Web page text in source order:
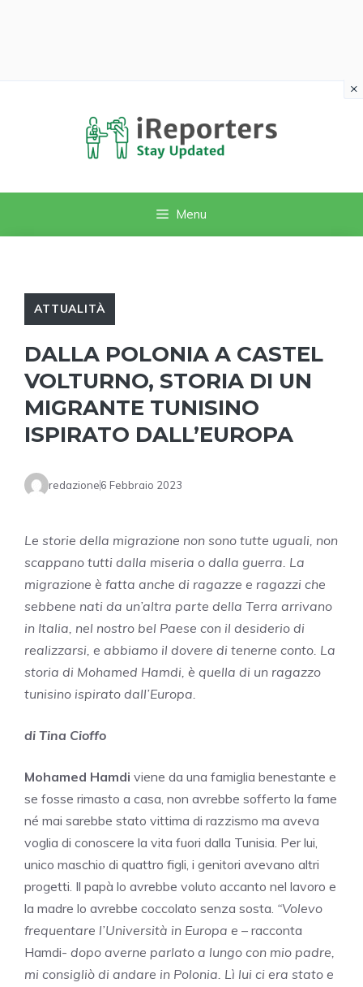
Menu
ATTUALITÀ
DALLA POLONIA A CASTEL
VOLTURNO, STORIA DI UN
MIGRANTE TUNISINO
ISPIRATO DALL’EUROPA
redazione6 Febbraio 2023
Le storie della migrazione non sono tutte uguali, non
scappano tutti dalla miseria o dalla guerra. La
migrazione è fatta anche di ragazze e ragazzi che
sebbene nati da un’altra parte della Terra arrivano
in Italia, nel nostro bel Paese con il desiderio di
realizzarsi, e abbiamo il dovere di tenerne conto. La
storia di Mohamed Hamdi, è quella di un ragazzo
tunisino ispirato dall’Europa.
di Tina Cioffo
Mohamed Hamdi viene da una famiglia benestante e
se fosse rimasto a casa, non avrebbe sofferto la fame
né mai sarebbe stato vittima di razzismo ma aveva
voglia di conoscere la vita fuori dalla Tunisia. Per lui,
unico maschio di quattro figli, i genitori avevano altri
progetti. Il papà lo avrebbe voluto accanto nel lavoro e
la madre lo avrebbe coccolato senza sosta. “Volevo
frequentare l’Università in Europa e – racconta
Hamdi- dopo averne parlato a lungo con mio padre,
mi consigliò di andare in Polonia. Lì lui ci era stato e
×